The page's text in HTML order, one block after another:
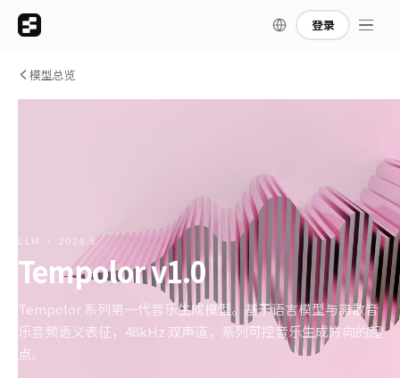
登录
模型总览
LLM · 2024.5
Tempolor v1.0
Tempolor 系列第一代音乐生成模型。基于语言模型与离散音
乐音频语义表征，48kHz 双声道，系列可控音乐生成方向的起
点。